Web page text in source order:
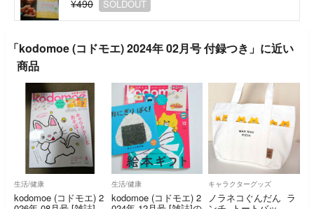
¥490
SOLDOUT
「kodomoe (コドモエ) 2024年 02月号 付録つき」に近い
商品
生活/健康
kodomoe (コドモエ) 2
生活/健康
kodomoe (コドモエ) 2
キャラクターグッズ
ノラネコぐんだん ラ